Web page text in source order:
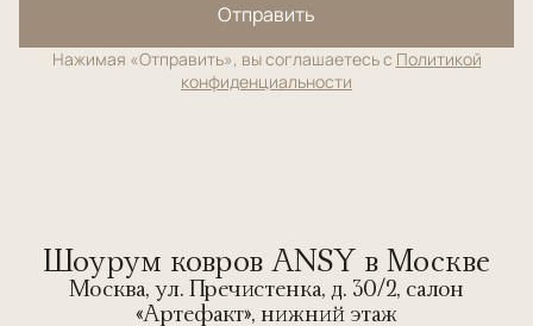
Отправить
Нажимая «Отправить», вы соглашаетесь с Политикой
конфиденциальности
Шоурум ковров ANSY в Москве
Москва, ул. Пречистенка, д. 30/2, салон
«Артефакт», нижний этаж